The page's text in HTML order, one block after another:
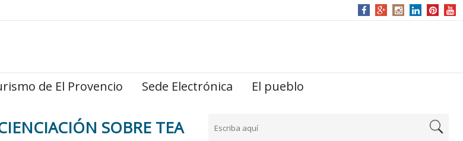
de El Provencio Sede Electrónica El pueblo
SOBRE TEA